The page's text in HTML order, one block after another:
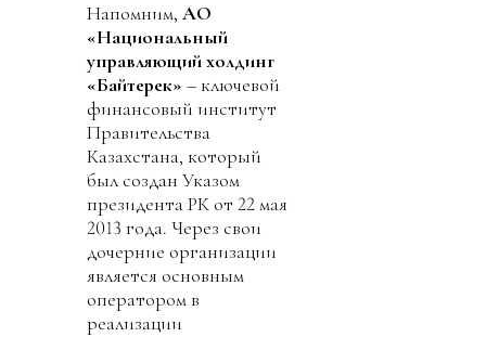
Напомним, АО
«Национальный
управляющий холдинг
«Байтерек» – ключевой
финансовый институт
Правительства
Казахстана, который
был создан Указом
президента РК от 22 мая
2013 года. Через свои
дочерние организации
является основным
оператором в
реализации